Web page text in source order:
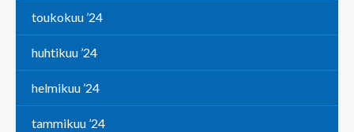
toukokuu ’24
huhtikuu ’24
helmikuu ’24
tammikuu ’24